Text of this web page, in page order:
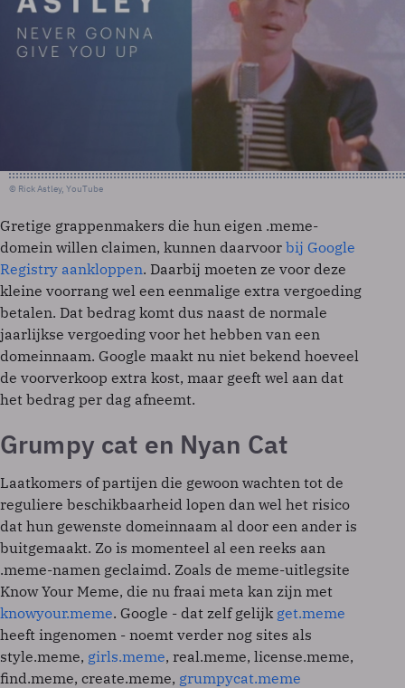
© Rick Astley, YouTube
Gretige grappenmakers die hun eigen .meme-
domein willen claimen, kunnen daarvoor bij Google
Registry aankloppen. Daarbij moeten ze voor deze
kleine voorrang wel een eenmalige extra vergoeding
betalen. Dat bedrag komt dus naast de normale
jaarlijkse vergoeding voor het hebben van een
domeinnaam. Google maakt nu niet bekend hoeveel
de voorverkoop extra kost, maar geeft wel aan dat
het bedrag per dag afneemt.
Grumpy cat en Nyan Cat
Laatkomers of partijen die gewoon wachten tot de
reguliere beschikbaarheid lopen dan wel het risico
dat hun gewenste domeinnaam al door een ander is
buitgemaakt. Zo is momenteel al een reeks aan
.meme-namen geclaimd. Zoals de meme-uitlegsite
Know Your Meme, die nu fraai meta kan zijn met
knowyour.meme. Google - dat zelf gelijk get.meme
heeft ingenomen - noemt verder nog sites als
style.meme, girls.meme, real.meme, license.meme,
find.meme, create.meme, grumpycat.meme